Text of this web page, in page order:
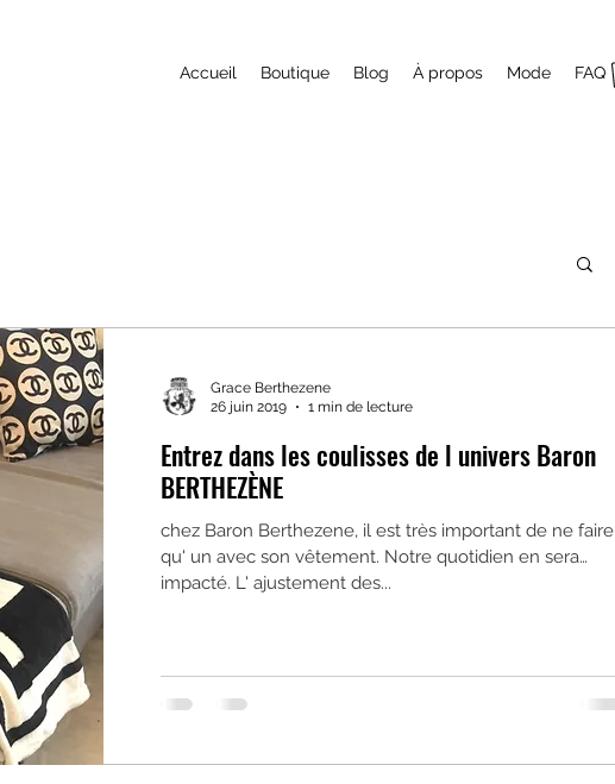
Accueil Boutique Blog À propos Mode FAQ
Grace Berthezene
26 juin 2019
1 min de lecture
Entrez dans les coulisses de l univers Baron
BERTHEZÈNE
chez Baron Berthezene, il est très important de ne faire
qu' un avec son vêtement. Notre quotidien en sera
impacté. L' ajustement des...